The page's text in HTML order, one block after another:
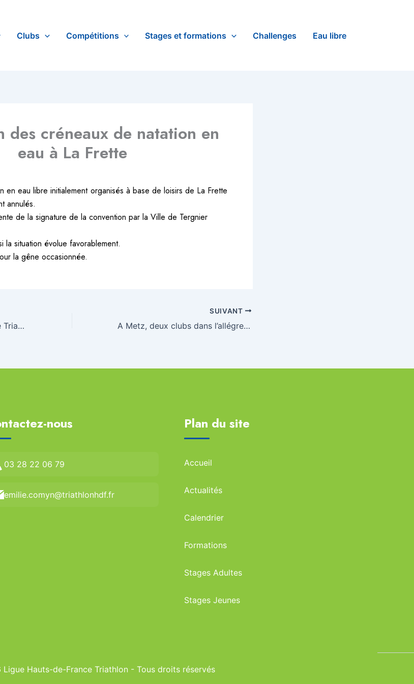
Clubs Compétitions Stages et formations Challenges Eau libre
des créneaux de natation en
eau à La Frette
en eau libre initialement organisés à base de loisirs de La Frette
annulés.
de la signature de la convention par la Ville de Tergnier
la situation évolue favorablement.
la gêne occasionnée.
Championnats de France de Triathlon à Gravelines
SUIVANT
A Metz, deux clubs dans l’allégresse !
nous
03 28 22 06 79
emilie.comyn@triathlonhdf.fr
Plan du site
Accueil
Actualités
Calendrier
Formations
Stages Adultes
Stages Jeunes
Hauts-de-France Triathlon - Tous droits réservés